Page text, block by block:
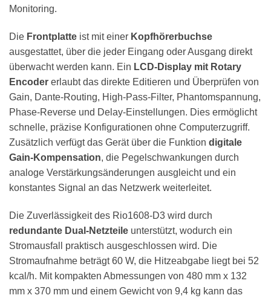
Monitoring.
Die Frontplatte ist mit einer Kopfhörerbuchse
ausgestattet, über die jeder Eingang oder Ausgang direkt
überwacht werden kann. Ein LCD-Display mit Rotary
Encoder erlaubt das direkte Editieren und Überprüfen von
Gain, Dante-Routing, High-Pass-Filter, Phantomspannung,
Phase-Reverse und Delay-Einstellungen. Dies ermöglicht
schnelle, präzise Konfigurationen ohne Computerzugriff.
Zusätzlich verfügt das Gerät über die Funktion digitale
Gain-Kompensation, die Pegelschwankungen durch
analoge Verstärkungsänderungen ausgleicht und ein
konstantes Signal an das Netzwerk weiterleitet.
Die Zuverlässigkeit des Rio1608-D3 wird durch
redundante Dual-Netzteile unterstützt, wodurch ein
Stromausfall praktisch ausgeschlossen wird. Die
Stromaufnahme beträgt 60 W, die Hitzeabgabe liegt bei 52
kcal/h. Mit kompakten Abmessungen von 480 mm x 132
mm x 370 mm und einem Gewicht von 9,4 kg kann das